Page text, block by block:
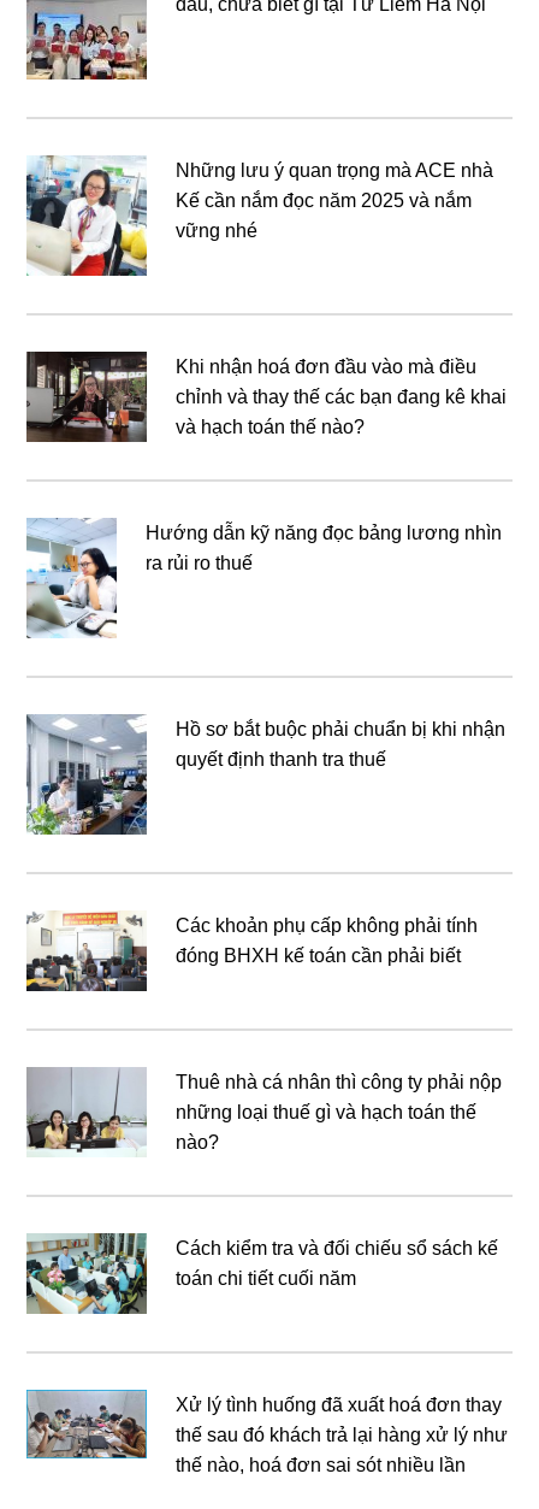
đầu, chưa biết gì tại Từ Liêm Hà Nội
Những lưu ý quan trọng mà ACE nhà
Kế cần nắm đọc năm 2025 và nắm
vững nhé
Khi nhận hoá đơn đầu vào mà điều
chỉnh và thay thế các bạn đang kê khai
và hạch toán thế nào?
Hướng dẫn kỹ năng đọc bảng lương nhìn
ra rủi ro thuế
Hồ sơ bắt buộc phải chuẩn bị khi nhận
quyết định thanh tra thuế
Các khoản phụ cấp không phải tính
đóng BHXH kế toán cần phải biết
Thuê nhà cá nhân thì công ty phải nộp
những loại thuế gì và hạch toán thế
nào?
Cách kiểm tra và đối chiếu sổ sách kế
toán chi tiết cuối năm
Xử lý tình huống đã xuất hoá đơn thay
thế sau đó khách trả lại hàng xử lý như
thế nào, hoá đơn sai sót nhiều lần